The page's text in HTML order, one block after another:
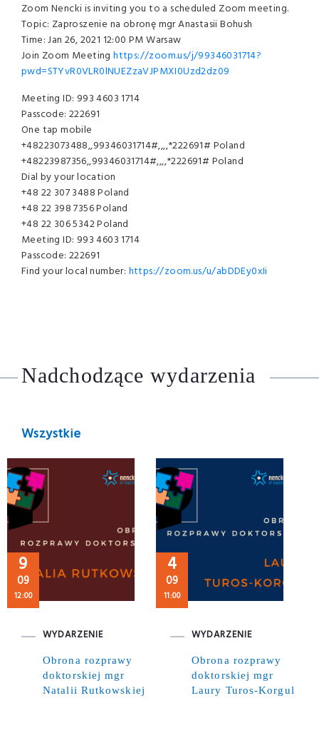
Zoom Nencki is inviting you to a scheduled Zoom meeting.
Topic: Zaproszenie na obronę mgr Anastasii Bohush
Time: Jan 26, 2021 12:00 PM Warsaw
Join Zoom Meetinghttps://zoom.us/j/99346031714?
pwd=STYvR0VLR0lNUEZzaVJPMXI0Uzd2dz09
Meeting ID: 993 4603 1714
Passcode: 222691
One tap mobile
+48223073488,,99346031714#,,,,*222691# Poland
+48223987356,,99346031714#,,,,*222691# Poland
Dial by your location
+48 22 307 3488 Poland
+48 22 398 7356 Poland
+48 22 306 5342 Poland
Meeting ID: 993 4603 1714
Passcode: 222691
Find your local number: https://zoom.us/u/abDDEy0xIi
Nadchodzące wydarzenia
Wszystkie
9
09
12:00
WYDARZENIE
Obrona rozprawy
doktorskiej mgr
Natalii Rutkowskiej
4
09
11:00
WYDARZENIE
Obrona rozprawy
doktorskiej mgr
Laury Turos-Korgul